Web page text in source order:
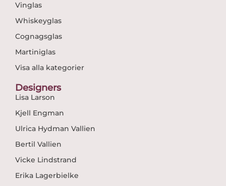
Vinglas
Whiskeyglas
Cognagsglas
Martiniglas
Visa alla kategorier
Designers
Lisa Larson
Kjell Engman
Ulrica Hydman Vallien
Bertil Vallien
Vicke Lindstrand
Erika Lagerbielke